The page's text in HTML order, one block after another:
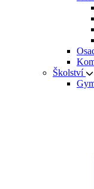
Školství